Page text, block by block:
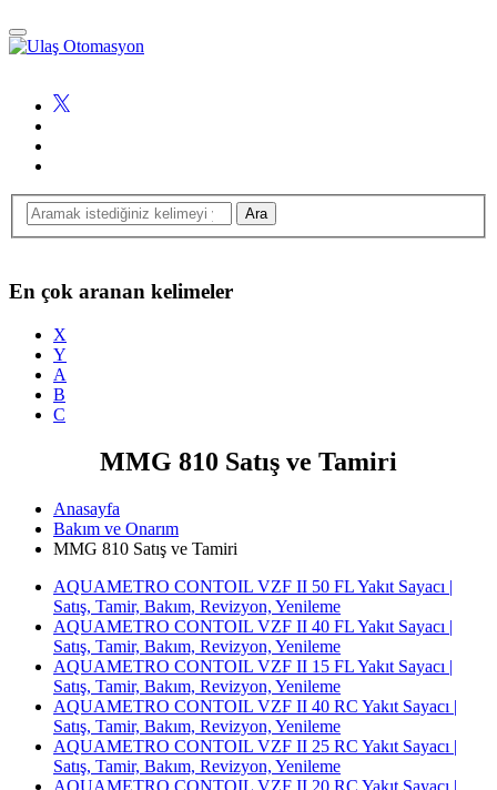
En çok aranan kelimeler
X
Y
A
B
C
MMG 810 Satış ve Tamiri
Anasayfa
Bakım ve Onarım
MMG 810 Satış ve Tamiri
AQUAMETRO CONTOIL VZF II 50 FL Yakıt Sayacı |
Satış, Tamir, Bakım, Revizyon, Yenileme
AQUAMETRO CONTOIL VZF II 40 FL Yakıt Sayacı |
Satış, Tamir, Bakım, Revizyon, Yenileme
AQUAMETRO CONTOIL VZF II 15 FL Yakıt Sayacı |
Satış, Tamir, Bakım, Revizyon, Yenileme
AQUAMETRO CONTOIL VZF II 40 RC Yakıt Sayacı |
Satış, Tamir, Bakım, Revizyon, Yenileme
AQUAMETRO CONTOIL VZF II 25 RC Yakıt Sayacı |
Satış, Tamir, Bakım, Revizyon, Yenileme
AQUAMETRO CONTOIL VZF II 20 RC Yakıt Sayacı |